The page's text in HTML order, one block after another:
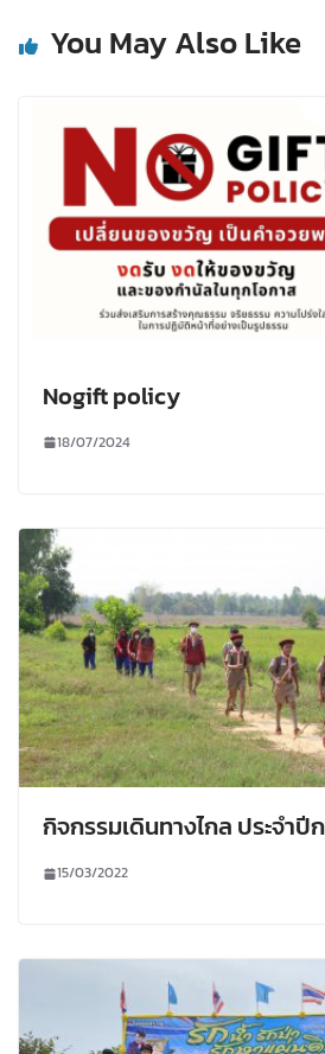
You May Also Like
Nogift policy
18/07/2024
กิจกรรมเดินทางไกล ประจำปี
15/03/2022